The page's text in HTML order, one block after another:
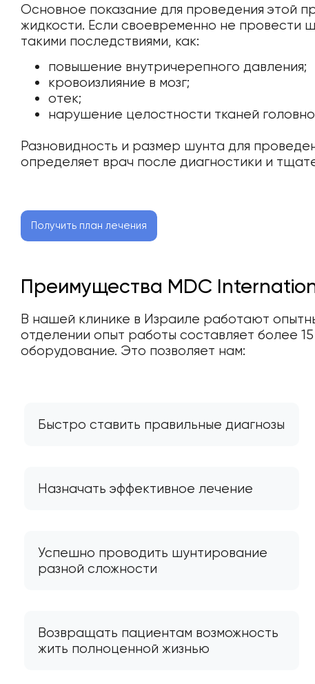
Основное показание для проведения этой
жидкости. Если своевременно не провести
такими последствиями, как:
повышение внутричерепного давления;
кровоизлияние в мозг;
отек;
нарушение целостности тканей
Разновидность и размер шунта для
определяет врач после диагностики и
Получить план лечения
Преимущества MDC
В нашей клинике в Израиле работают
отделении опыт работы составляет более
оборудование. Это позволяет нам:
Быстро ставить правильные диагнозы
Назначать эффективное лечение
Успешно проводить шунтирование
разной сложности
Возвращать пациентам возможность
жить полноценной жизнью